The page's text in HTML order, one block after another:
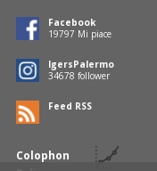
Colophon
Facebook
19797 Mi piace
IgersPalermo
34678 follower
Feed RSS